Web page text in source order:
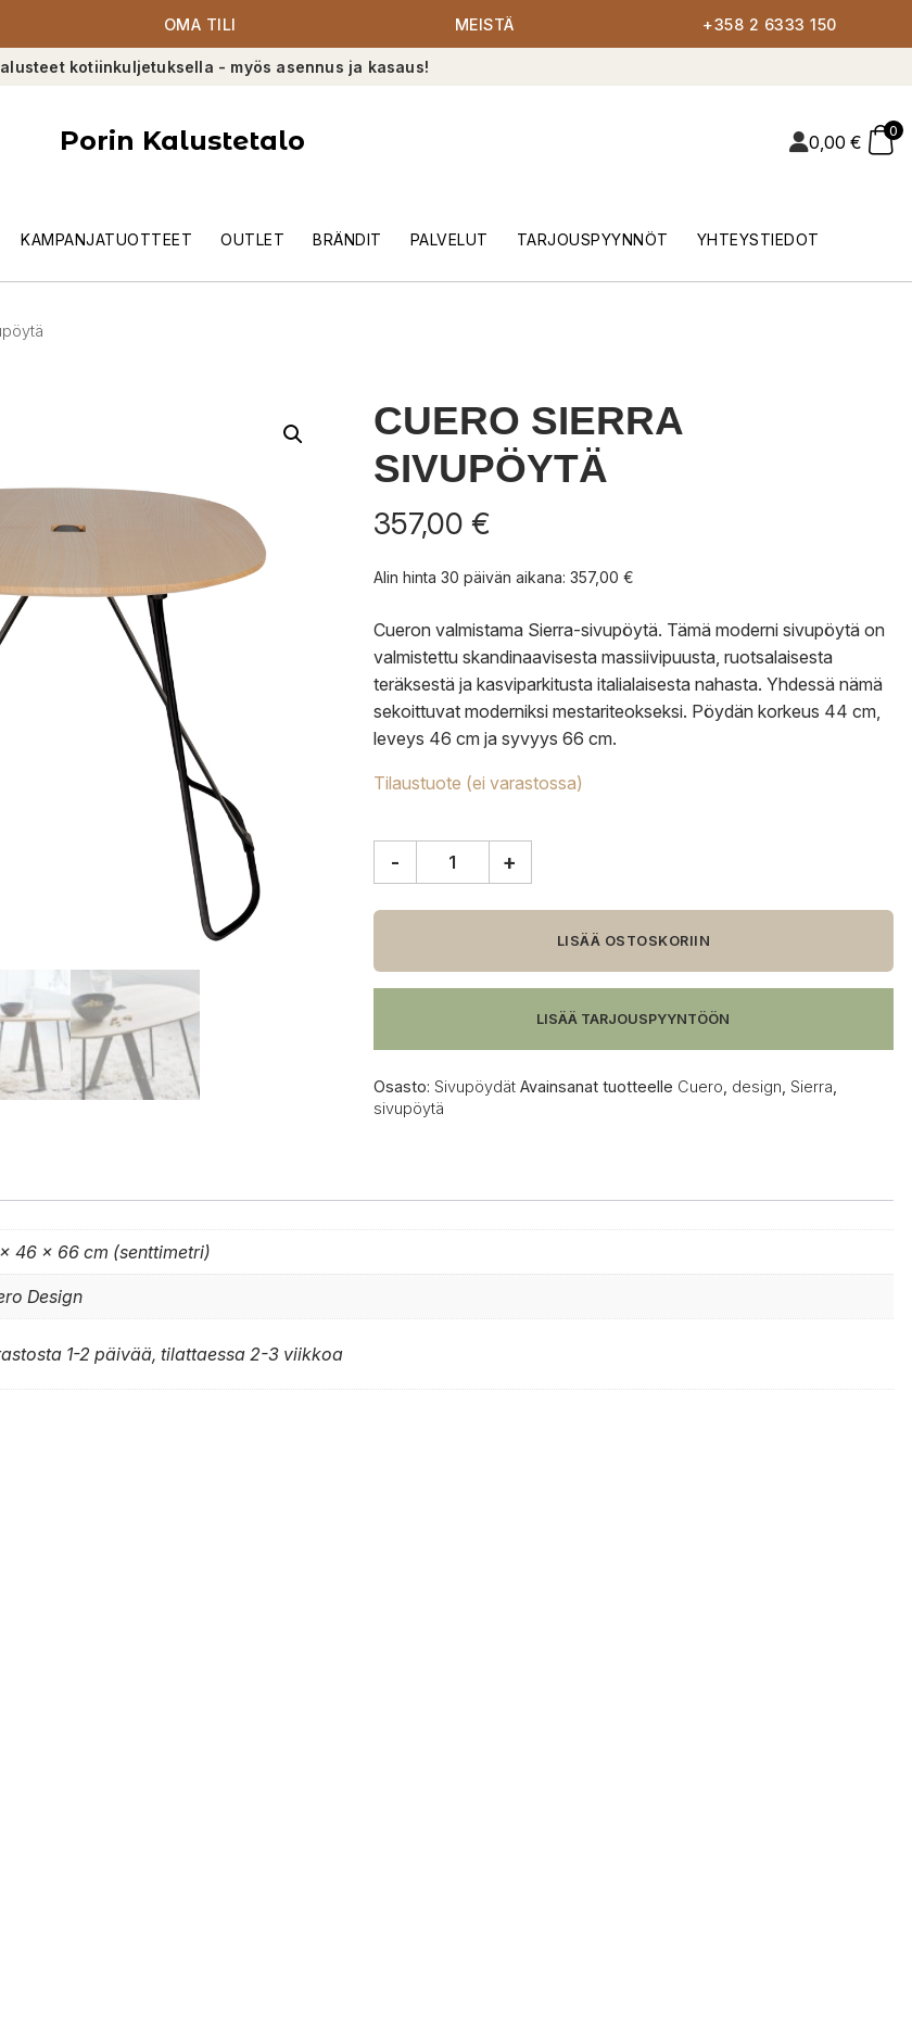
OMA TILI MEISTÄ +358 2 6333 150
kotiinkuljetuksella - myös asennus ja kasaus!
Porin Kalustetalo 0,00 €
0
KAMPANJATUOTTEET OUTLET BRÄNDIT PALVELUT TARJOUSPYYNNÖT YHTEYSTIEDOT
CUERO SIERRA
SIVUPÖYTÄ
357,00 €
Alin hinta 30 päivän aikana: 357,00 €
Cueron valmistama Sierra-sivupöytä. Tämä moderni sivupöytä on
valmistettu skandinaavisesta massiivipuusta, ruotsalaisesta
teräksestä ja kasviparkitusta italialaisesta nahasta. Yhdessä nämä
sekoittuvat moderniksi mestariteokseksi. Pöydän korkeus 44 cm,
leveys 46 cm ja syvyys 66 cm.
Tilaustuote (ei varastossa)
sivupöytä
- +
LISÄÄ OSTOSKORIIN
LISÄÄ TARJOUSPYYNTÖÖN
Osasto: Sivupöydät Avainsanat tuotteelle Cuero design Sierra
sivupöytä
46 × 66 cm (senttimetri)
Design
1-2 päivää, tilattaessa 2-3 viikkoa